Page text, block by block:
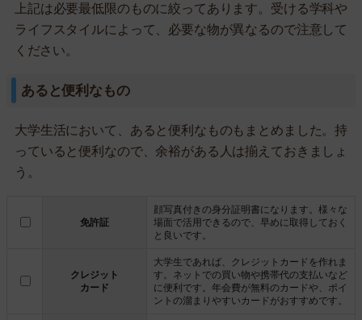
上記は必要最低限のものに絞ってあります。受ける学科や
ライフスタイルによって、必要な物が異なるので注意して
ください。
あると便利なもの
大学生活において、あると便利なものもまとめました。持
っていると便利なので、余裕がある人は揃えておきましょ
う。
免許証
顔写真付きの身分証明書になります。様々な
場面で活用できるので、早めに取得しておく
と良いです。
クレジット
カード
大学生であれば、クレジットカードを作れま
す。ネットでの買い物や携帯代の支払いなど
に便利です。年会費が無料のカードや、ポイ
ントの溜まりやすいカードがおすすめです。